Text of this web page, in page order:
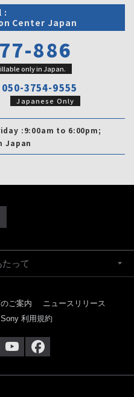
:
Center Japan
886
only in Japan.
050-3754-9555
Japanese Only
:9:00am to 6:00pm;
Japan
って
ご案内
ニュースリリース
利用規約